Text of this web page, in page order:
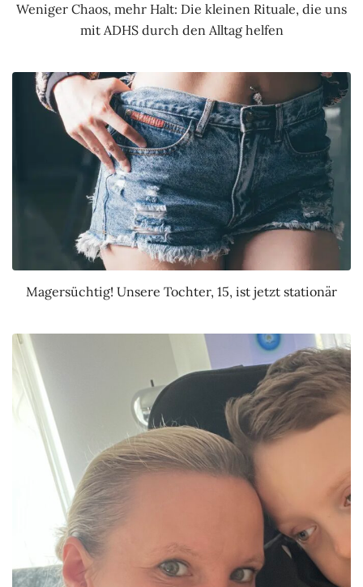
Weniger Chaos, mehr Halt: Die kleinen Rituale, die uns
mit ADHS durch den Alltag helfen
Magersüchtig! Unsere Tochter, 15, ist jetzt stationär